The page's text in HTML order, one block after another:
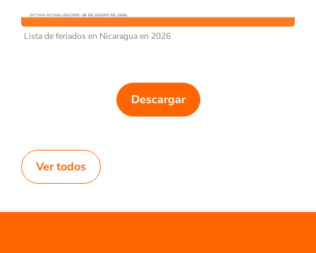
Lista de feriados en Nicaragua en 2026
Descargar
Ver todos